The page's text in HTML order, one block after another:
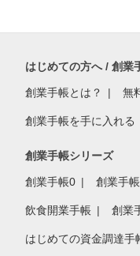
はじめての方へ / 創業
創業手帳とは？ 無
創業手帳を手に入れる
創業手帳シリーズ
創業手帳0 創業手帳
飲食開業手帳 創業
はじめての資金調達手